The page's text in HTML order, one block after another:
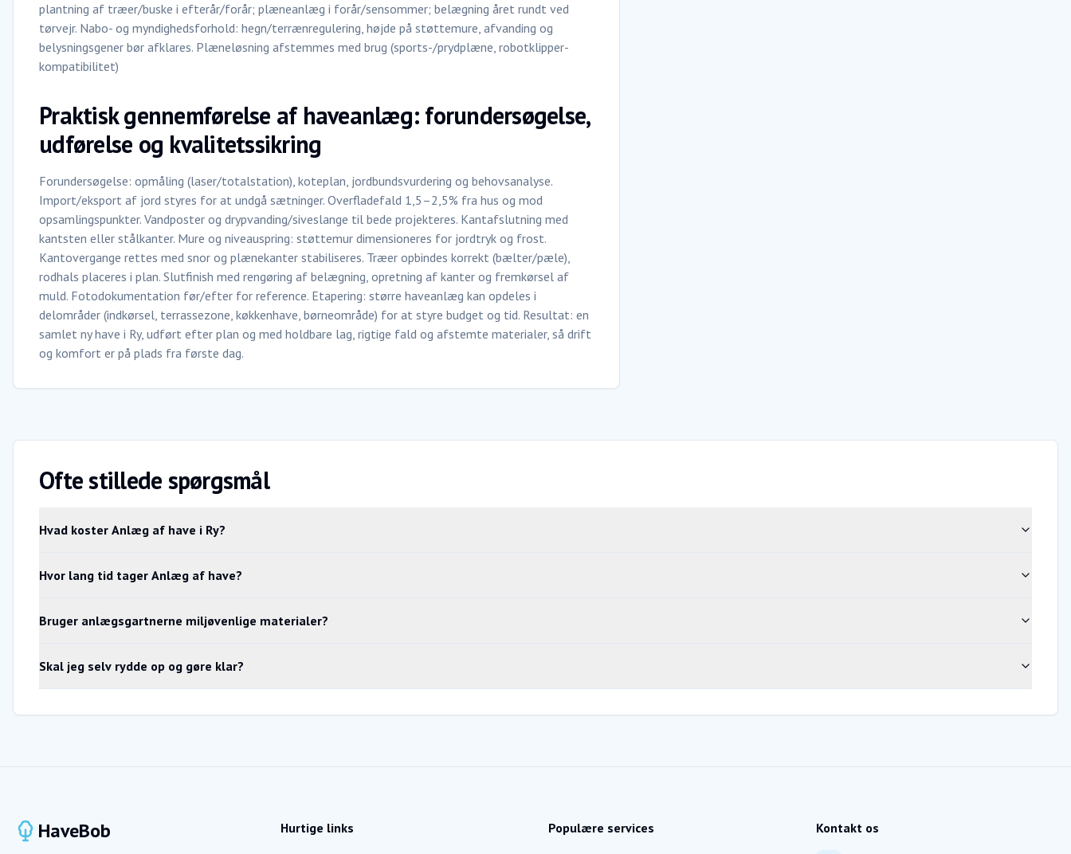
plantning af træer/buske i efterår/forår; plæneanlæg i forår/sensommer; belægning året rundt ved
tørvejr. Nabo- og myndighedsforhold: hegn/terrænregulering, højde på støttemure, afvanding og
belysningsgener bør afklares. Plæneløsning afstemmes med brug (sports-/prydplæne, robotklipper-
kompatibilitet)
Praktisk gennemførelse af haveanlæg: forundersøgelse,
udførelse og kvalitetssikring
Forundersøgelse: opmåling (laser/totalstation), koteplan, jordbundsvurdering og behovsanalyse.
Import/eksport af jord styres for at undgå sætninger. Overfladefald 1,5–2,5% fra hus og mod
opsamlingspunkter. Vandposter og drypvanding/siveslange til bede projekteres. Kantafslutning med
kantsten eller stålkanter. Mure og niveauspring: støttemur dimensioneres for jordtryk og frost.
Kantovergange rettes med snor og plænekanter stabiliseres. Træer opbindes korrekt (bælter/pæle),
rodhals placeres i plan. Slutfinish med rengøring af belægning, opretning af kanter og fremkørsel af
muld. Fotodokumentation før/efter for reference. Etapering: større haveanlæg kan opdeles i
delområder (indkørsel, terrassezone, køkkenhave, børneområde) for at styre budget og tid. Resultat: en
samlet ny have i Ry, udført efter plan og med holdbare lag, rigtige fald og afstemte materialer, så drift
og komfort er på plads fra første dag.
Ofte stillede spørgsmål
Hvad koster Anlæg af have i Ry?
Hvor lang tid tager Anlæg af have?
Bruger anlægsgartnerne miljøvenlige materialer?
Skal jeg selv rydde op og gøre klar?
HaveBob Hurtige links Populære services Kontakt os